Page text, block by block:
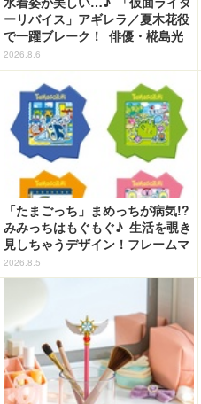
ーリバイス」アギレラ／夏木花役
で一躍ブレーク！ 俳優・椛島光
の2nd写真集が予約開始
2026.8.6
「たまごっち」まめっちが病気!?
みみっちはもぐもぐ♪ 生活を覗き
見しちゃうデザイン！フレームマ
グネット「ぴたっとフレーム」登
場☆
2026.8.5